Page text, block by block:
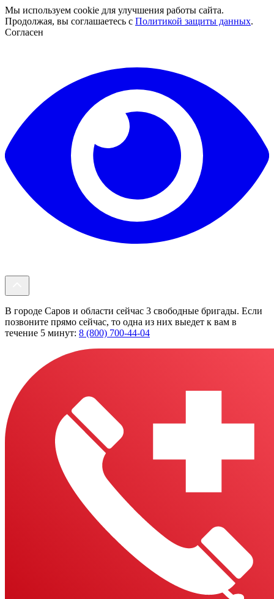
Мы используем cookie для улучшения работы сайта.
Продолжая, вы соглашаетесь с Политикой защиты данных.
Согласен
В городе Саров и области сейчас 3 свободные бригады. Если
позвоните прямо сейчас, то одна из них выедет к вам в
течение 5 минут: 8 (800) 700-44-04